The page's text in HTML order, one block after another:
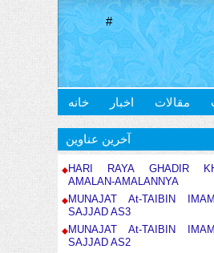
#
خانه اخبار مقالات
آخرین عناوین
HARI RAYA GHADIR
AMALAN-AMALANNYA
MUNAJAT At-TAIBIN
SAJJAD AS3
MUNAJAT At-TAIBIN
SAJJAD AS2